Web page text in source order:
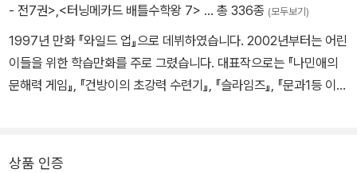
- 전7권>,<터닝메카드 배틀수학왕 7> … 총 336종 (모두보기)
1997년 만화 『와일드 업』으로 데뷔하였습니다. 2002년부터는 어린
이들을 위한 학습만화를 주로 그렸습니다. 대표작으로는 『나민애의
문해력 게임』, 『건방이의 초강력 수련기』, 『슬라임즈』, 『문과1등 이과
상품 인증